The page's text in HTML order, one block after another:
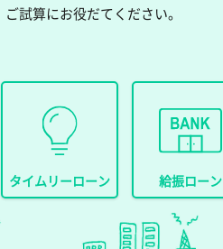
ご試算にお役だてください。
タイムリーローン 給振ローン